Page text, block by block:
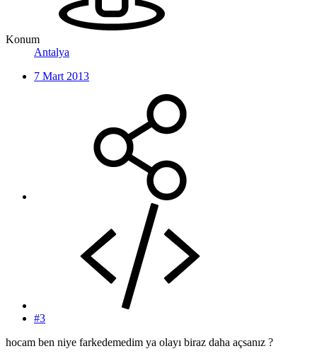
Konum
Antalya
7 Mart 2013
#3
hocam ben niye farkedemedim ya olayı biraz daha açsanız ?